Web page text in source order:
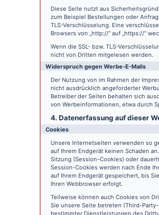
Diese Seite nutzt aus
zum Beispiel Bestellungen oder
TLS-Verschlüsselung. Eine
Browsers von „http://“ auf „https://“
Wenn die SSL- bzw. TLS-
nicht von Dritten mitgelesen werden.
Widerspruch gegen Werbe-E-Mails
Der Nutzung von im Rahmen der
nicht ausdrücklich angeforderter
Betreiber der Seiten behalten sich
von Werbeinformationen, etwa durch
4. Datenerfassung auf dieser
Cookies
Unsere Internetseiten verwenden so
auf Ihrem Endgerät keinen Schaden
Sitzung (Session-Cookies) oder
Session-Cookies werden nach Ende
auf Ihrem Endgerät gespeichert, bis
Ihren Webbrowser erfolgt.
Teilweise können auch Cookies von
Sie unsere Seite betreten (Third-